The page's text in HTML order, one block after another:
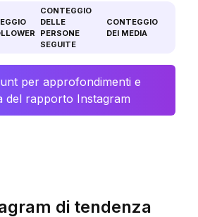
CONTEGGIO
DELLE
PERSONE
SEGUITE
CONTEGGIO
DEI MEDIA
per approfondimenti e
del rapporto Instagram
di tendenza